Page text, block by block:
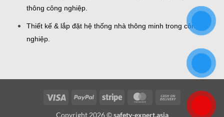
thông công nghiệp.
Thiết kế & lắp đặt hệ thống nhà thông minh trong công
nghiệp.
Visa PayPal Stripe MasterCardCash
On
Copyright 2026 ©safety-expert.asia